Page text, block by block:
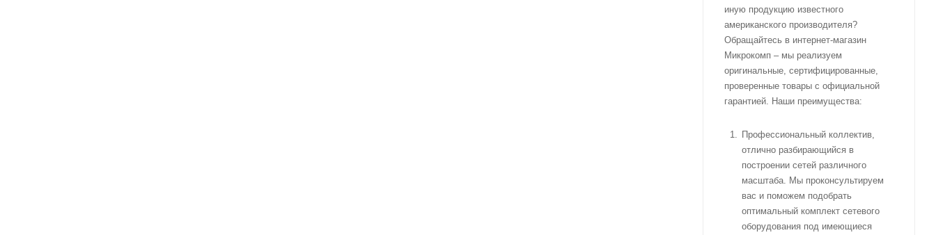
иную продукцию известного
американского производителя?
Обращайтесь в интернет-магазин
Микрокомп – мы реализуем
оригинальные, сертифицированные,
проверенные товары с официальной
гарантией. Наши преимущества:
Профессиональный коллектив,
отлично разбирающийся в
построении сетей различного
масштаба. Мы проконсультируем
вас и поможем подобрать
оптимальный комплект сетевого
оборудования под имеющиеся